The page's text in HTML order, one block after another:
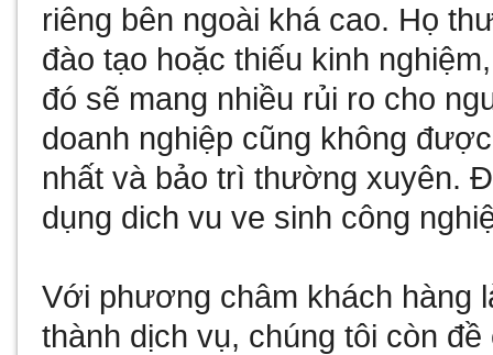
riêng bên ngoài khá cao. Họ
đào tạo hoặc thiếu kinh
đó sẽ mang nhiều rủi ro cho
doanh nghiệp cũng không
nhất và bảo trì thường xuyên.
dụng dich vu ve sinh công
Với phương châm khách hàng
thành dịch vụ, chúng tôi còn